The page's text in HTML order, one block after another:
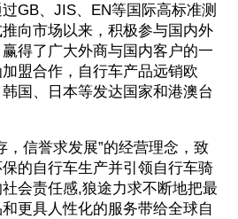
GB、JIS、EN等国际高标准测
向市场以来，积极参与国内外
得了广大外商与国内客户的一
盟合作，自行车产品远销欧
国、日本等发达国家和港澳台
，信誉求发展”的经营理念，致
的自行车生产并引领自行车骑
会责任感,狼途力求不断地把最
更具人性化的服务带给全球自